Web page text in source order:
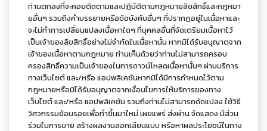
ท่านตกลงที่จะคอยติดตามและปฏิบัติตามกฎหมายลิขสิทธิ์และกฎหมา
ยอื่นๆ รวมถึงคำบรรยายหรือข้อบังคับอื่นๆ ที่ปรากฏอยู่ในเนื้อหาและ
จะไม่ทำการเปลี่ยนแปลงเนื้อหาใดๆ ที่บุคคลอื่นที่จัดเตรียมเนื้อหาไว้
เป็นเจ้าของลิขสิทธิ์อย่างไม่จำกัดในเนื้อหานั้น หากมิได้รับอนุญาตจาก
เจ้าของเนื้อหาตามกฎหมาย ท่านเห็นด้วยว่าท่านไม่สามารถครอบ
ครองสิทธิ์ความเป็นเจ้าของในการดาวน์โหลดเนื้อหานั้นๆ ผ่านบริการ
ทางเว็บไซต์ และ/หรือ แอปพลิเคชันหากมิได้มีการกำหนดไว้ตาม
กฎหมายหรือมิได้รับอนุญาตจากเงื่อนไขการให้บริการของทาง
เว็บไซต์ และ/หรือ แอปพลิเคชัน รวมถึงท่านไม่สามารถดัดแปลง ใช้วิธี
วิศวกรรมย้อนรอยเพื่อทำขึ้นมาใหม่ เผยแพร่ ส่งผ่าน จัดแสดง มีส่วน
ร่วมในการขาย สร้างผลงานลอกเลียนแบบ หรือหาผลประโยชน์ในทาง